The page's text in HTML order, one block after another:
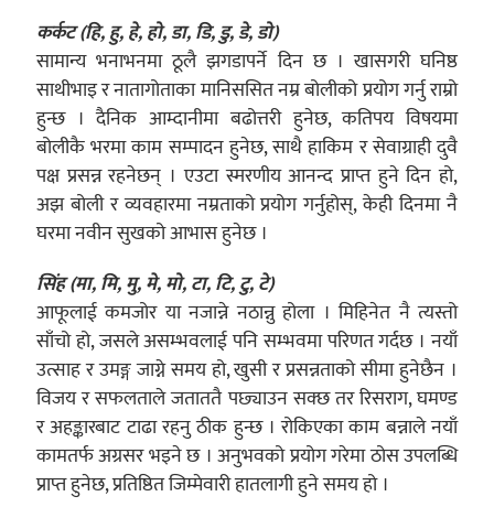
कर्कट (हि, हु, हे, हो, डा, डि, डु, डे, डो)
सामान्य भनाभनमा ठूलै झगडापर्ने दिन छ । खासगरी घनिष्ठ
साथीभाइ र नातागोताका मानिससित नम्र बोलीको प्रयोग गर्नु राम्रो
हुन्छ । दैनिक आम्दानीमा बढोत्तरी हुनेछ, कतिपय विषयमा
बोलीकै भरमा काम सम्पादन हुनेछ, साथै हाकिम र सेवाग्राही दुवै
पक्ष प्रसन्न रहनेछन् । एउटा स्मरणीय आनन्द प्राप्त हुने दिन हो,
अझ बोली र व्यवहारमा नम्रताको प्रयोग गर्नुहोस्, केही दिनमा नै
घरमा नवीन सुखको आभास हुनेछ ।
सिंह (मा, मि, मु, मे, मो, टा, टि, टु, टे)
आफूलाई कमजोर या नजान्ने नठान्नु होला । मिहिनेत नै त्यस्तो
साँचो हो, जसले असम्भवलाई पनि सम्भवमा परिणत गर्दछ । नयाँ
उत्साह र उमङ्ग जाग्ने समय हो, खुसी र प्रसन्नताको सीमा हुनेछैन ।
विजय र सफलताले जताततै पछ्याउन सक्छ तर रिसराग, घमण्ड
र अहङ्कारबाट टाढा रहनु ठीक हुन्छ । रोकिएका काम बन्नाले नयाँ
कामतर्फ अग्रसर भइने छ । अनुभवको प्रयोग गरेमा ठोस उपलब्धि
प्राप्त हुनेछ, प्रतिष्ठित जिम्मेवारी हातलागी हुने समय हो ।